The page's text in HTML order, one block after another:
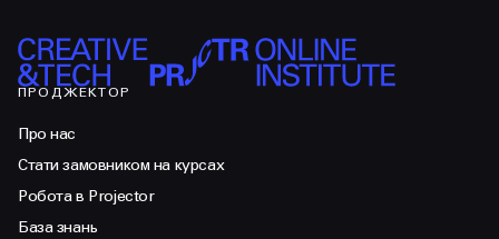
ПРОДЖЕКТОР
Про нас
Стати замовником на курсах
Робота в Projector
База знань